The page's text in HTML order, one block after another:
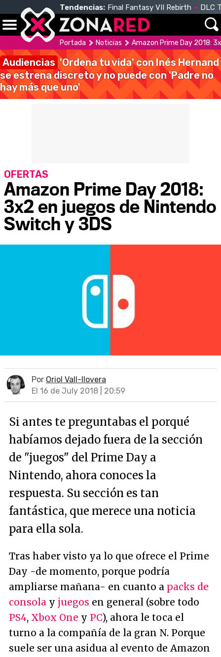
Tendencias: Final Fantasy VII Rebirth DLC
Portada Noticias Amazon Prime Day 2018:
Audiencias 'Ordena tu vida' con Inés Hernand
se estrena discreto y no puede con 'Padre no
hay más que uno'
Amazon Prime Day 2018:
3x2 en juegos de Nintendo
Switch y 3DS
OFERTAS
Por Oriol Vall-llovera
El 16 de July 2018 | 20:59
Si antes te preguntabas el porqué
habíamos dejado fuera de la sección
de "juegos" del Prime Day a
Nintendo, ahora conoces la
respuesta. Su sección es tan
fantástica, que merece una noticia
para ella sola.
Tras haber visto ya lo que ofrece el Prime
Day -de momento, porque podría
ampliarse mañana- en cuanto a packs de
consola y juegos en general (sobre todo
PS4, Xbox One y PC), ahora le toca el
turno a la compañía de la gran N. Porque
suele ser una asidua al evento de Amazon